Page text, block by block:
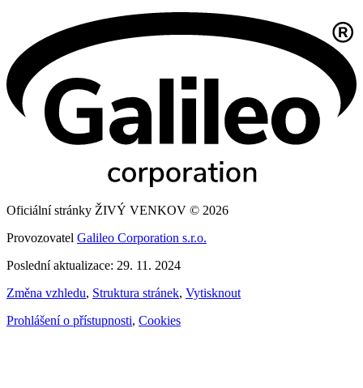
Oficiální stránky ŽIVÝ VENKOV © 2026
Provozovatel Galileo Corporation s.r.o.
Poslední aktualizace: 29. 11. 2024
Změna vzhledu, Struktura stránek, Vytisknout
Prohlášení o přístupnosti, Cookies